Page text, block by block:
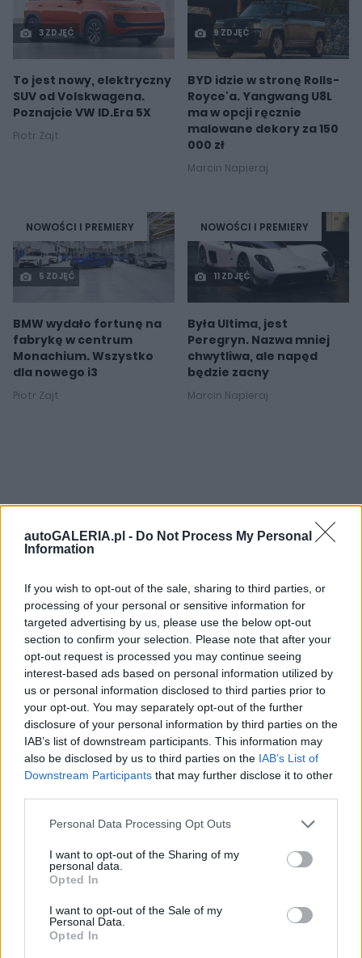
autoGALERIA.pl - Do Not Process My Personal
Information
If you wish to opt-out of the sale, sharing to third parties, or
processing of your personal or sensitive information for
targeted advertising by us, please use the below opt-out
section to confirm your selection. Please note that after your
opt-out request is processed you may continue seeing
interest-based ads based on personal information utilized by
us or personal information disclosed to third parties prior to
your opt-out. You may separately opt-out of the further
disclosure of your personal information by third parties on the
IAB’s list of downstream participants. This information may
also be disclosed by us to third parties on the IAB’s List of
Downstream Participants that may further disclose it to other
Please note that this website/app uses one or more Google
not limited to your visit or usage behaviour. You may click to
grant or deny consent to Google and its third-party tags to
use your data for below specified purposes in below Google
consent section.
Personal Data Processing Opt Outs
I want to opt-out of the Sharing of my
personal data.
Opted In
I want to opt-out of the Sale of my
Personal Data.
Opted In
3 ZDJĘĆ
To jest nowy, elektryczny
SUV od Volskwagena.
Poznajcie VW ID.Era 5X
Piotr Zajt
9 ZDJĘĆ
BYD idzie w stronę Rolls-
Royce'a. Yangwang U8L
ma w opcji ręcznie
malowane dekory za 150
000 zł
Marcin Napieraj
NOWOŚCI I PREMIERY
5 ZDJĘĆ
BMW wydało fortunę na
fabrykę w centrum
Monachium. Wszystko
dla nowego i3
Piotr Zajt
NOWOŚCI I PREMIERY
11 ZDJĘĆ
Była Ultima, jest
Peregryn. Nazwa mniej
chwytliwa, ale napęd
będzie zacny
Marcin Napieraj